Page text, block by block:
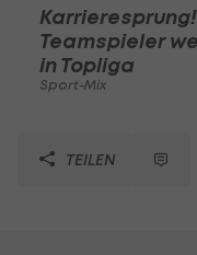
Teamspieler
in Topliga
Sport-Mix
TEILEN